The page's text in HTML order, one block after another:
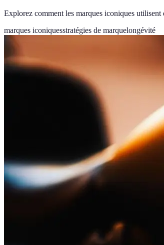
Explorez comment les marques iconiques utilisent
marques iconiquesstratégies de marquelongévité